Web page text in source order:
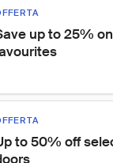
up to 25%
to 50% off